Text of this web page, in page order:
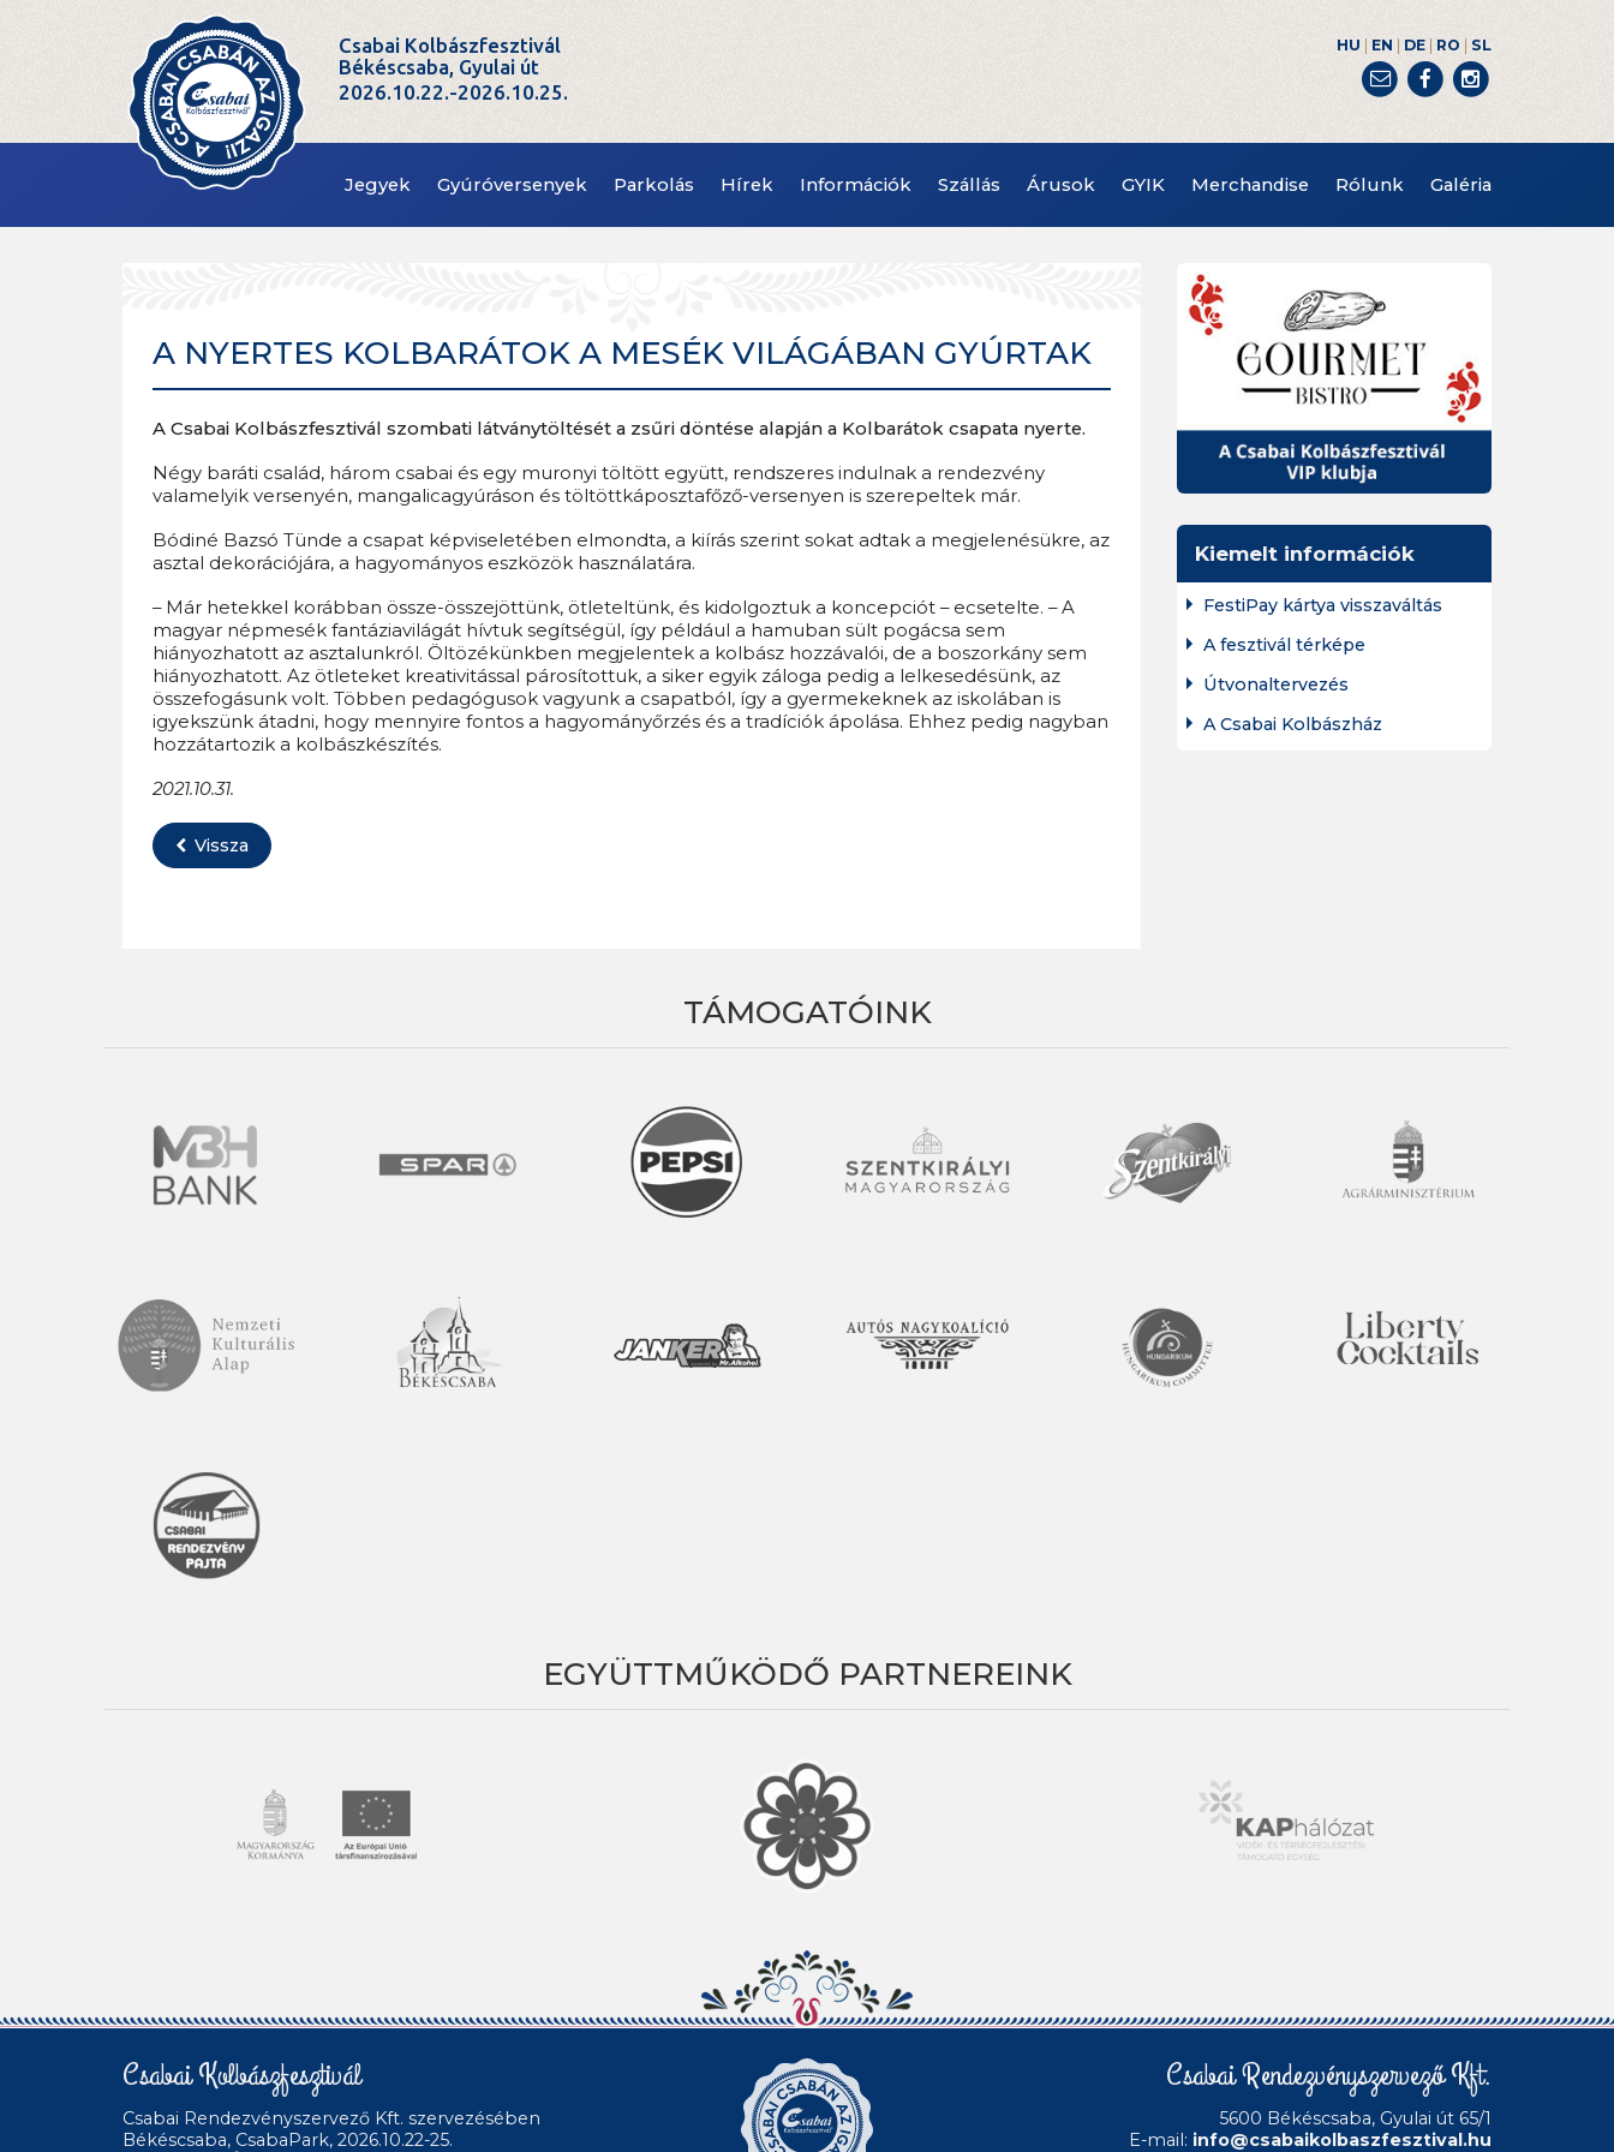
Csabai Kolbászfesztivál
Békéscsaba, Gyulai út
2026.10.22.-2026.10.25.
HU | EN | DE | RO | SL
Jegyek Gyúróversenyek Parkolás Hírek Információk Szállás Árusok GYIK Merchandise Rólunk Galéria
A NYERTES KOLBARÁTOK A MESÉK VILÁGÁBAN GYÚRTAK
A Csabai Kolbászfesztivál szombati látványtöltését a zsűri döntése alapján a Kolbarátok csapata nyerte.
Négy baráti család, három csabai és egy muronyi töltött együtt, rendszeres indulnak a rendezvény
valamelyik versenyén, mangalicagyúráson és töltöttkáposztafőző-versenyen is szerepeltek már.
Bódiné Bazsó Tünde a csapat képviseletében elmondta, a kiírás szerint sokat adtak a megjelenésükre, az
asztal dekorációjára, a hagyományos eszközök használatára.
– Már hetekkel korábban össze-összejöttünk, ötleteltünk, és kidolgoztuk a koncepciót – ecsetelte. – A
magyar népmesék fantáziavilágát hívtuk segítségül, így például a hamuban sült pogácsa sem
hiányozhatott az asztalunkról. Öltözékünkben megjelentek a kolbász hozzávalói, de a boszorkány sem
hiányozhatott. Az ötleteket kreativitással párosítottuk, a siker egyik záloga pedig a lelkesedésünk, az
összefogásunk volt. Többen pedagógusok vagyunk a csapatból, így a gyermekeknek az iskolában is
igyekszünk átadni, hogy mennyire fontos a hagyományőrzés és a tradíciók ápolása. Ehhez pedig nagyban
hozzátartozik a kolbászkészítés.
2021.10.31.
Vissza
Kiemelt információk
FestiPay kártya visszaváltás
A fesztivál térképe
Útvonaltervezés
A Csabai Kolbászház
TÁMOGATÓINK
EGYÜTTMŰKÖDŐ PARTNEREINK
Csabai Kolbászfesztivál
Csabai Rendezvényszervező Kft. szervezésében
Békéscsaba, CsabaPark, 2026.10.22-25.
Csabai Rendezvényszervező Kft.
5600 Békéscsaba, Gyulai út 65/1
E-mail: info@csabaikolbaszfesztival.hu